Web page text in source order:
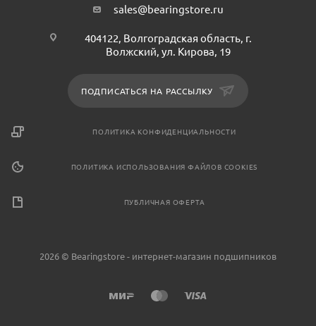
sales@bearingstore.ru
404122, Волгоградская область, г.
Волжский, ул. Кирова, 19
ПОДПИСАТЬСЯ НА РАССЫЛКУ
ПОЛИТИКА КОНФИДЕНЦИАЛЬНОСТИ
ПОЛИТИКА ИСПОЛЬЗОВАНИЯ ФАЙЛОВ COOKIES
ПУБЛИЧНАЯ ОФЕРТА
2026 © Bearingstore - интернет-магазин подшипников